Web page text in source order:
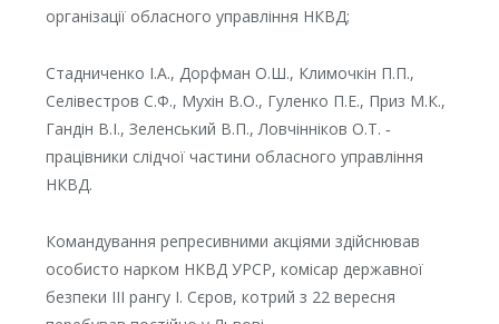
організації обласного управління НКВД;
Стадниченко І.А., Дорфман О.Ш., Климочкін П.П.,
Селівестров С.Ф., Мухін В.О., Гуленко П.Е., Приз М.К.,
Гандін В.І., Зеленський В.П., Ловчінніков О.Т. ‑
працівники слідчої частини обласного управління
НКВД.
Командування репресивними акціями здійснював
особисто нарком НКВД УРСР, комісар державної
безпеки ІІІ рангу І. Сєров, котрий з 22 вересня